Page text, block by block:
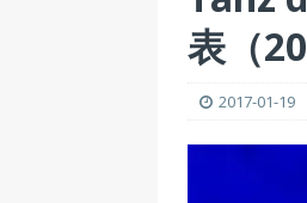
表（
2017-01-19